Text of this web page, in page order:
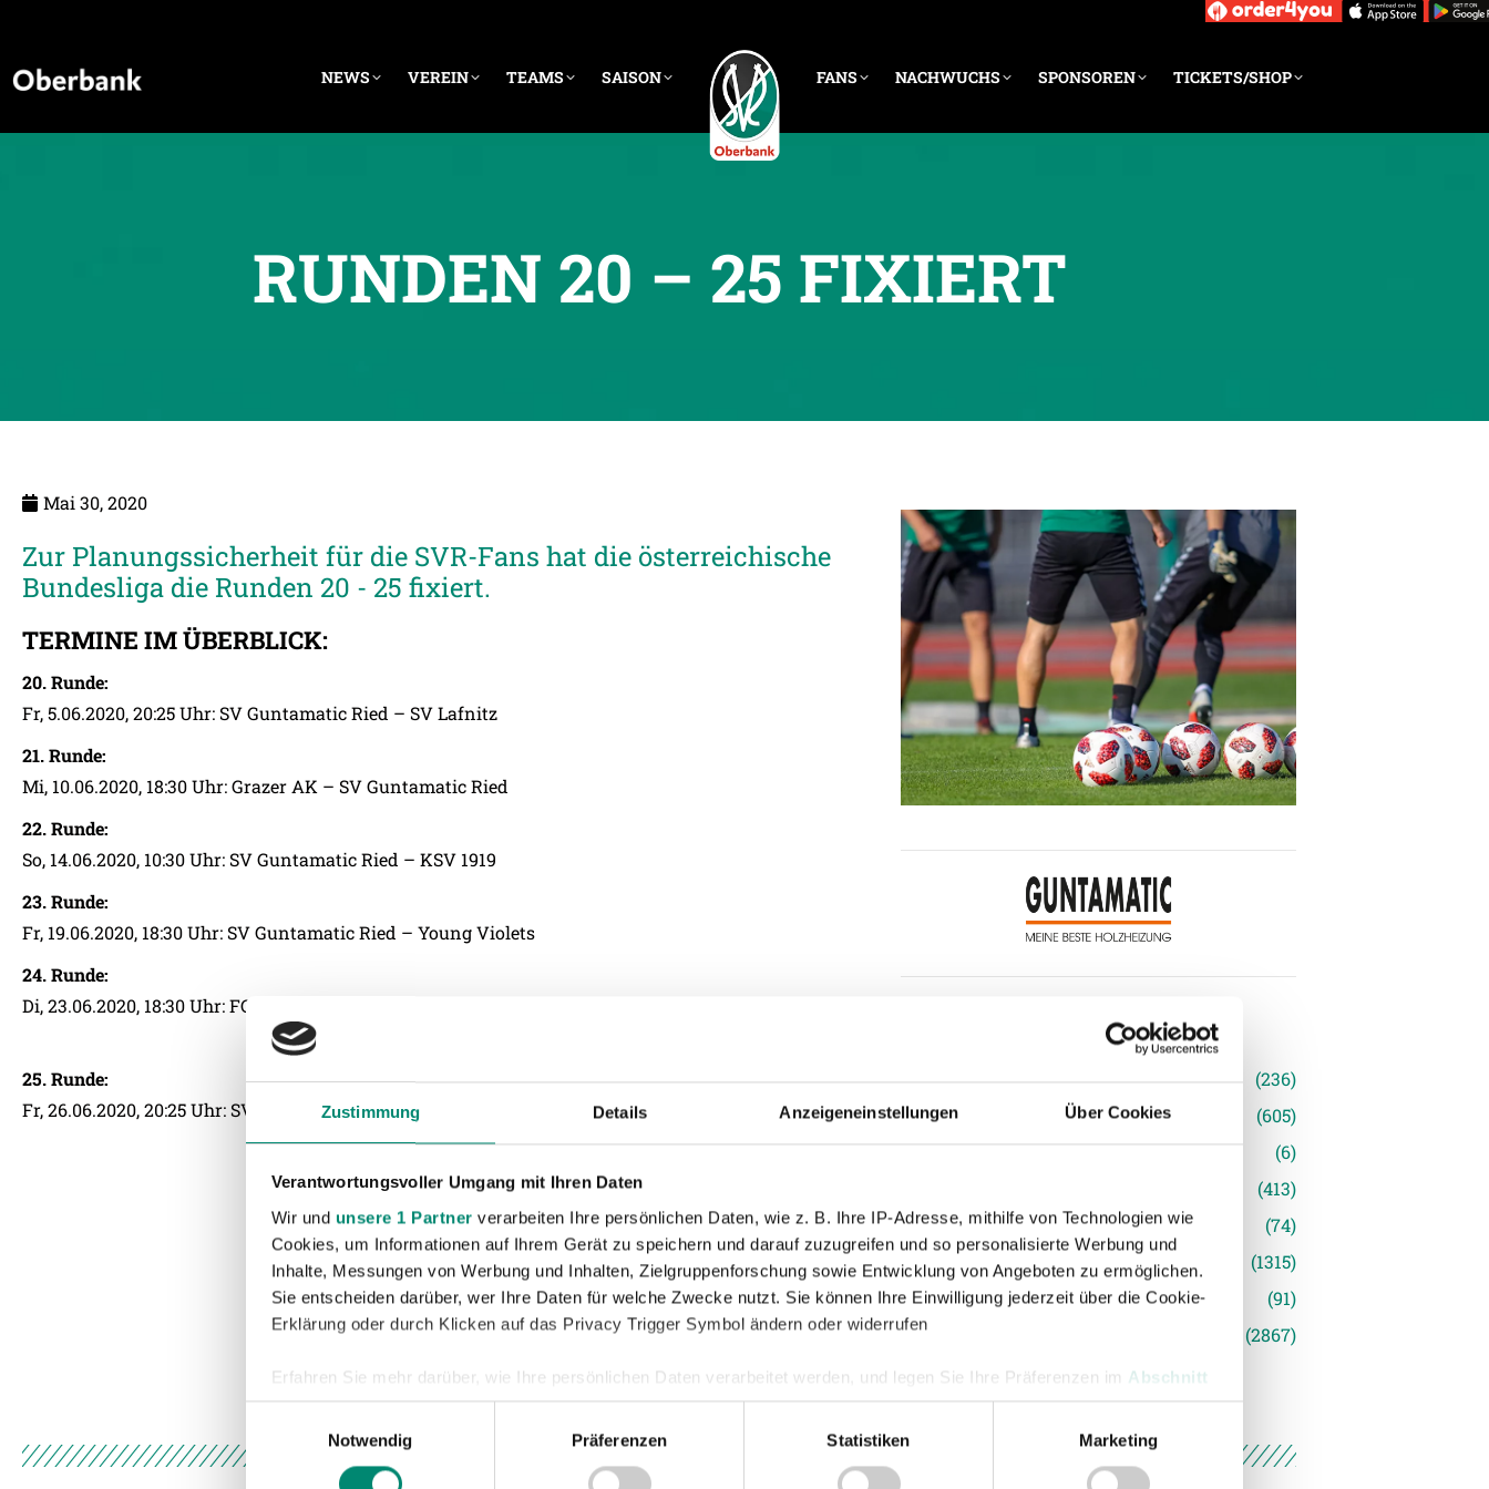
Zustimmung Details Anzeigeneinstellungen Über Cookies
Verantwortungsvoller Umgang mit Ihren Daten
Wir und unsere 1 Partner verarbeiten Ihre persönlichen Daten, wie z. B. Ihre IP-Adresse, mithilfe von Technologien wie
Cookies, um Informationen auf Ihrem Gerät zu speichern und darauf zuzugreifen und so personalisierte Werbung und
Inhalte, Messungen von Werbung und Inhalten, Zielgruppenforschung sowie Entwicklung von Angeboten zu ermöglichen.
Sie entscheiden darüber, wer Ihre Daten für welche Zwecke nutzt. Sie können Ihre Einwilligung jederzeit über die Cookie-
Erklärung oder durch Klicken auf das Privacy Trigger Symbol ändern oder widerrufen
Erfahren Sie mehr darüber, wie Ihre persönlichen Daten verarbeitet werden, und legen Sie Ihre Präferenzen im Abschnitt
Einzelheitenfest.
Wir verwenden Cookies, um Inhalte und Anzeigen zu personalisieren, Funktionen für soziale Medien anbieten zu können
und die Zugriffe auf unsere Website zu analysieren. Außerdem geben wir Informationen zu Ihrer Verwendung unserer
Notwendig
Präferenzen Statistiken Marketing
NEWS VEREIN TEAMS SAISON FANS NACHWUCHS SPONSOREN TICKETS/SHOP
RUNDEN 20 – 25 FIXIERT
Mai 30, 2020
Zur Planungssicherheit für die SVR-Fans hat die österreichische
Bundesliga die Runden 20 - 25 fixiert.
TERMINE IM ÜBERBLICK:
20. Runde:
Fr, 5.06.2020, 20:25 Uhr: SV Guntamatic Ried – SV Lafnitz
21. Runde:
Mi, 10.06.2020, 18:30 Uhr: Grazer AK – SV Guntamatic Ried
22. Runde:
So, 14.06.2020, 10:30 Uhr: SV Guntamatic Ried – KSV 1919
23. Runde:
Fr, 19.06.2020, 18:30 Uhr: SV Guntamatic Ried – Young Violets
24. Runde:
Di, 23.06.2020, 18:30 Uhr: FC Juniors OÖ – SV Guntamatic Ried
25. Runde:
Fr, 26.06.2020, 20:25 Uhr: SV Guntamatic Ried – FC Blau-Weiß Linz
Akademie
(236)
Allgemeine News
(605)
Damen
(6)
(413)
Nachwuchs
(74)
Profis
(1315)
Ticketing
(91)
Unkategorisiert
(2867)